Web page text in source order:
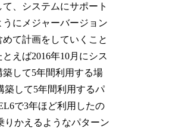
、システムにサポート
うにメジャーバージョン
て計画をしていくこと
えば2016年10月にシス
築して5年間利用する場
築して5年間利用するパ
で3年ほど利用したの
りかえるようなパターン